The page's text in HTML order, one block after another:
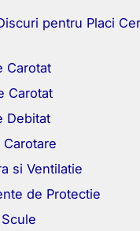
pentru Placi
Carotat
Carotat
Debitat
si Ventilatie
de Protectie